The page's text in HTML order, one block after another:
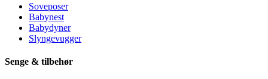
Soveposer
Babynest
Babydyner
Slyngevugger
Senge & tilbehør